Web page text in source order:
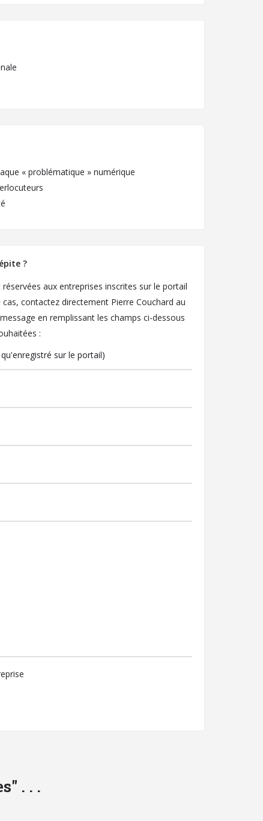
« problématique » numérique
?
aux entreprises inscrites sur le portail
contactez directement Pierre Couchard au
en remplissant les champs ci-dessous
:
. . .